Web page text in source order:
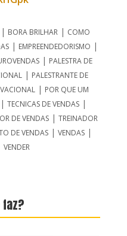
| BORA BRILHAR| COMO
| EMPREENDEDORISMO |
| PALESTRA DE
| PALESTRANTE DE
| POR QUE UM
|TECNICAS DE VENDAS |
DE VENDAS |TREINADOR
DE VENDAS| VENDAS|
VENDER